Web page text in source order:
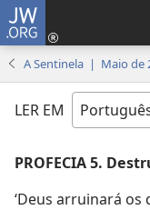
JW.ORG
A Sentinela | Maio de
LER EM
PROFECIA 5.
‘Deus arruinará os